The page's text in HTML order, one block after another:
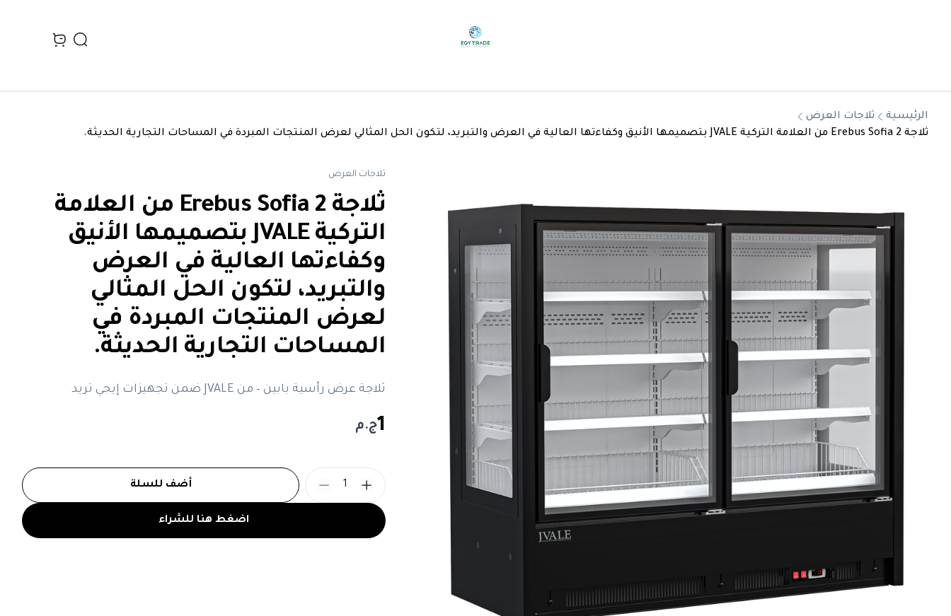
Search
view bag
الرئيسية
ثلاجات العرض
ثلاجة Erebus Sofia 2 من العلامة التركية JVALE بتصميمها الأنيق وكفاءتها العالية في العرض والتبريد، لتكون الحل المثالي لعرض المنتجات المبردة في المساحات التجارية الحديثة.
ثلاجات العرض
ثلاجة Erebus Sofia 2 من العلامة
التركية JVALE بتصميمها الأنيق
وكفاءتها العالية في العرض
والتبريد، لتكون الحل المثالي
لعرض المنتجات المبردة في
المساحات التجارية الحديثة.
ثلاجة عرض رأسية بابين – من JVALE ضمن تجهيزات إيجي تريد
1ج.م
اضغط هنا للشراء
أضف للسلة 1